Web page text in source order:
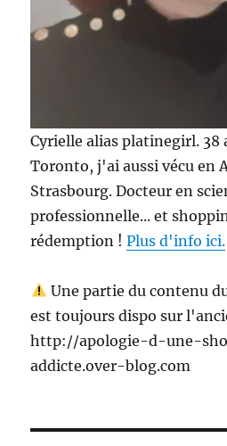
Cyrielle alias platinegirl. 38
Toronto, j'ai aussi vécu en
Strasbourg. Docteur en
professionnelle... et
rédemption !Plus d'info ici.
Une partie du contenu
est toujours dispo sur
http://apologie-d-une-
addicte.over-blog.com